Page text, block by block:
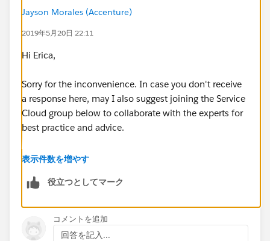
Jayson Morales (Accenture)
2019年5月20日 22:11
Hi Erica,
Sorry for the inconvenience. In case you don't receive
a response here, may I also suggest joining the Service
Cloud group below to collaborate with the experts for
best practice and advice.
https://success.salesforce.com/_ui/core/chatter/gro
Regards,
表示件数を増やす
役立つとしてマーク
コメントを追加
回答を記入...